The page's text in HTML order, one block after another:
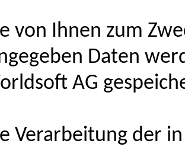
von Ihnen zum
Daten
AG
Verarbeitung der